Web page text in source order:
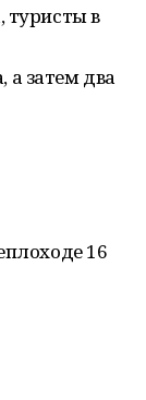
туристы в
затем два
16